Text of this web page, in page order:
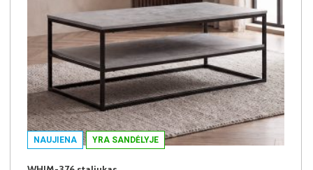
NAUJIENA YRA SANDĖLYJE